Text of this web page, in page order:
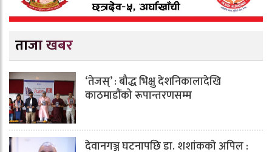
ताजा खबर
‘तेजस्’ : बौद्ध भिक्षु देशनिकालादेखि
काठमाडौंको रूपान्तरणसम्म
देवानगञ्ज घटनापछि डा. शशांककाे अपिल :